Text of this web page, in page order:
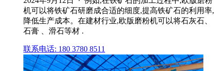
机可以将铁矿石研磨成合适的细度,提高铁矿石的利用率,
降低生产成本。在建材行业,欧版磨粉机可以将石灰石、
石膏 、滑石等材 .
联系电话: 180 3780 8511